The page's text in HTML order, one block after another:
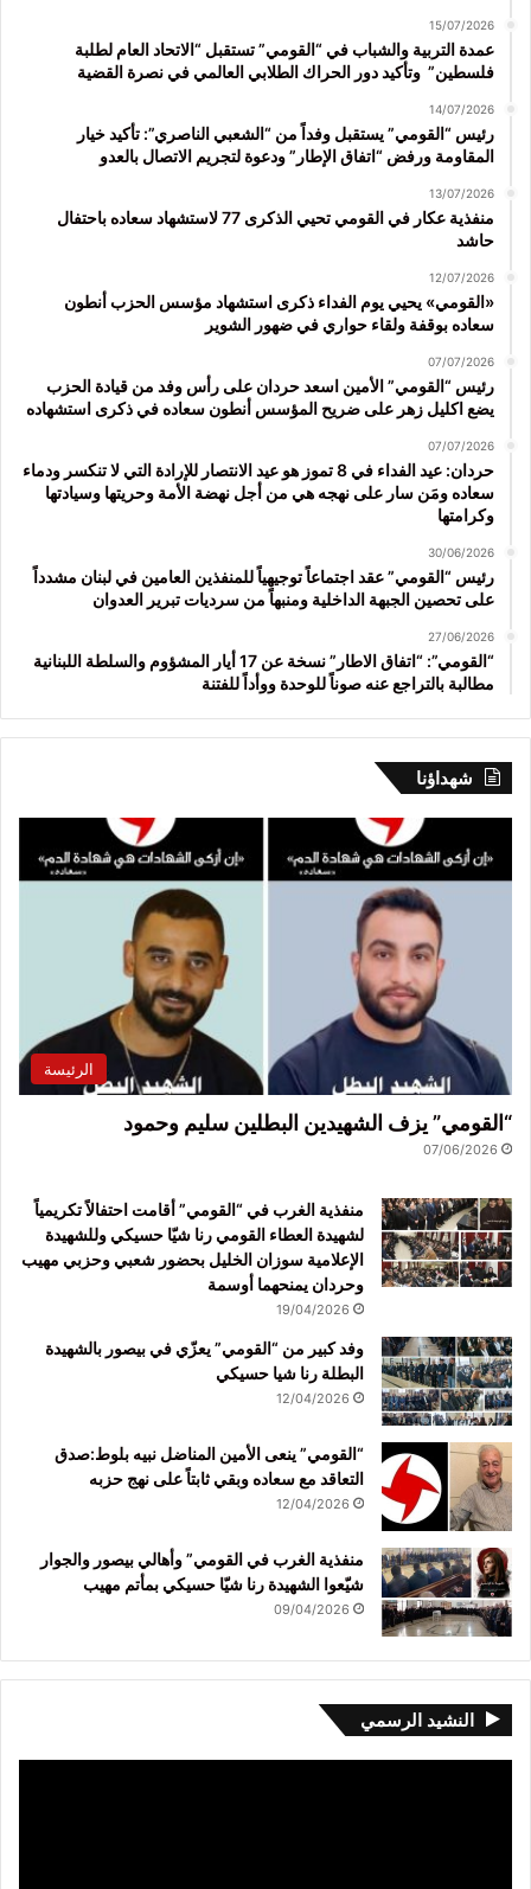
15/07/2026
عمدة التربية والشباب في “القومي” تستقبل “الاتحاد العام لطلبة
فلسطين” وتأكيد دور الحراك الطلابي العالمي في نصرة القضية
14/07/2026
رئيس “القومي” يستقبل وفداً من “الشعبي الناصري”: تأكيد خيار
المقاومة ورفض “اتفاق الإطار” ودعوة لتجريم الاتصال بالعدو
13/07/2026
منفذية عكار في القومي تحيي الذكرى 77 لاستشهاد سعاده باحتفال
حاشد
12/07/2026
«القومي» يحيي يوم الفداء ذكرى استشهاد مؤسس الحزب أنطون
سعاده بوقفة ولقاء حواري في ضهور الشوير
07/07/2026
رئيس “القومي” الأمين اسعد حردان على رأس وفد من قيادة الحزب
يضع اكليل زهر على ضريح المؤسس أنطون سعاده في ذكرى استشهاده
07/07/2026
حردان: عيد الفداء في 8 تموز هو عيد الانتصار للإرادة التي لا تنكسر ودماء
سعاده ومَن سار على نهجه هي من أجل نهضة الأمة وحريتها وسيادتها
وكرامتها
30/06/2026
رئيس “القومي” عقد اجتماعاً توجيهياً للمنفذين العامين في لبنان مشدداً
على تحصين الجبهة الداخلية ومنبهاً من سرديات تبرير العدوان
27/06/2026
“القومي”: “اتفاق الاطار” نسخة عن 17 أيار المشؤوم والسلطة اللبنانية
مطالبة بالتراجع عنه صوناً للوحدة ووأداً للفتنة
شهداؤنا
الرئيسة
“القومي” يزف الشهيدين البطلين سليم وحمود
07/06/2026
منفذية الغرب في “القومي” أقامت احتفالاً تكريمياً
لشهيدة العطاء القومي رنا شيّا حسيكي وللشهيدة
الإعلامية سوزان الخليل بحضور شعبي وحزبي مهيب
وحردان يمنحهما أوسمة
19/04/2026
وفد كبير من “القومي” يعزّي في بيصور بالشهيدة
البطلة رنا شيا حسيكي
12/04/2026
“القومي” ينعى الأمين المناضل نبيه بلوط:صدق
التعاقد مع سعاده وبقي ثابتاً على نهج حزبه
12/04/2026
منفذية الغرب في القومي” وأهالي بيصور والجوار
شيّعوا الشهيدة رنا شيّا حسيكي بمأتم مهيب
09/04/2026
النشيد الرسمي